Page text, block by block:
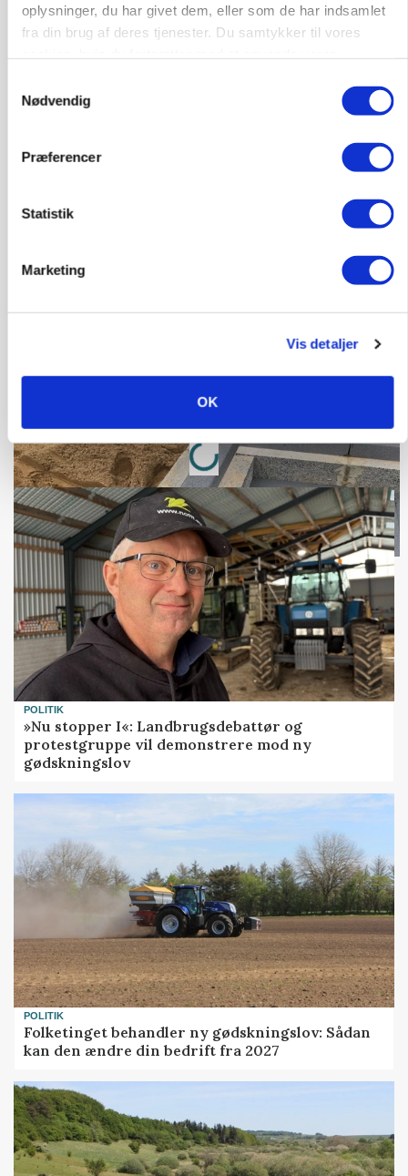
oplysninger, du har givet dem, eller som de har indsamlet
fra din brug af deres tjenester. Du samtykker til vores
Nødvendig
Præferencer
Statistik
Marketing
Vis detaljer
OK
Annonce
Russisk mælkepris dykker 23 procent
Annonce
Fra mark til mur: Byggeriet kan åbne nyt
Annonce
Loading...
POLITIK
»Nu stopper I«: Landbrugsdebattør og
protestgruppe vil demonstrere mod ny
gødskningslov
POLITIK
Folketinget behandler ny gødskningslov: Sådan
kan den ændre din bedrift fra 2027